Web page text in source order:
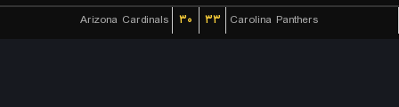
Arizona Cardinals
۳۰ ۳۳ Carolina Panthers